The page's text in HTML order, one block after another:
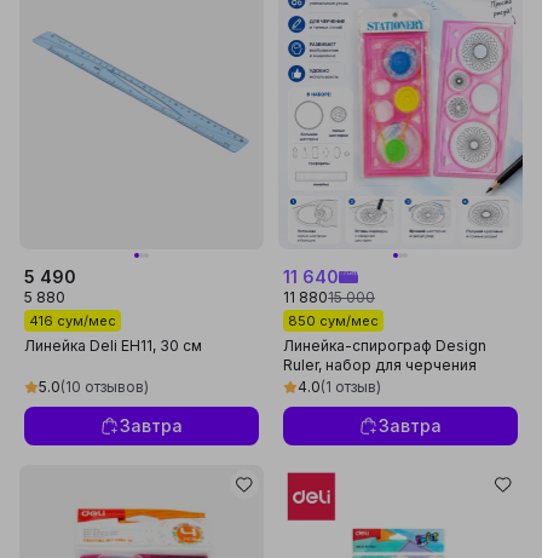
5 490
5 880
416 сум/мес
Линейка Deli EH11, 30 см
5.0(10 отзывов)
Завтра
11 640
11 88015 000
850 сум/мес
Линейка-спирограф Design
Ruler, набор для черчения
узоров
4.0(1 отзыв)
Завтра